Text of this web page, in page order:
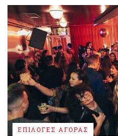
ΕΠΙΛΟΓΕΣ ΑΓΟΡΑΣ